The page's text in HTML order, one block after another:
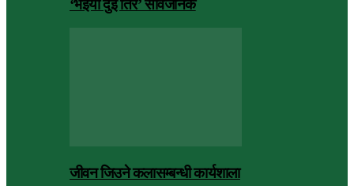
‘भइयो दुई तिर’ सार्वजनिक
जीवन जिउने कलासम्बन्धी कार्यशाला